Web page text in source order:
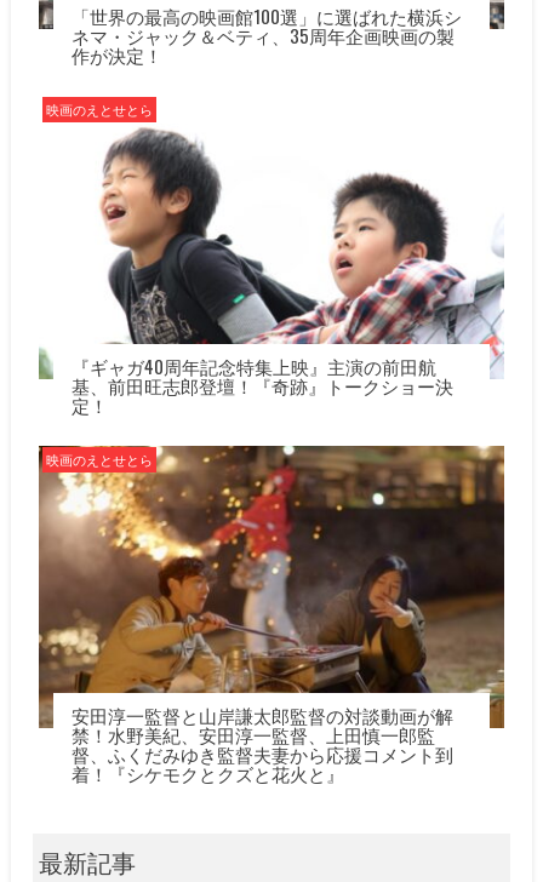
「世界の最高の映画館100選」に選ばれた横浜シ
ネマ・ジャック＆ベティ、35周年企画映画の製
作が決定！
映画のえとせとら
『ギャガ40周年記念特集上映』主演の前田航
基、前田旺志郎登壇！『奇跡』トークショー決
定！
映画のえとせとら
安田淳一監督と山岸謙太郎監督の対談動画が解
禁！水野美紀、安田淳一監督、上田慎一郎監
督、ふくだみゆき監督夫妻から応援コメント到
着！『シケモクとクズと花火と』
最新記事